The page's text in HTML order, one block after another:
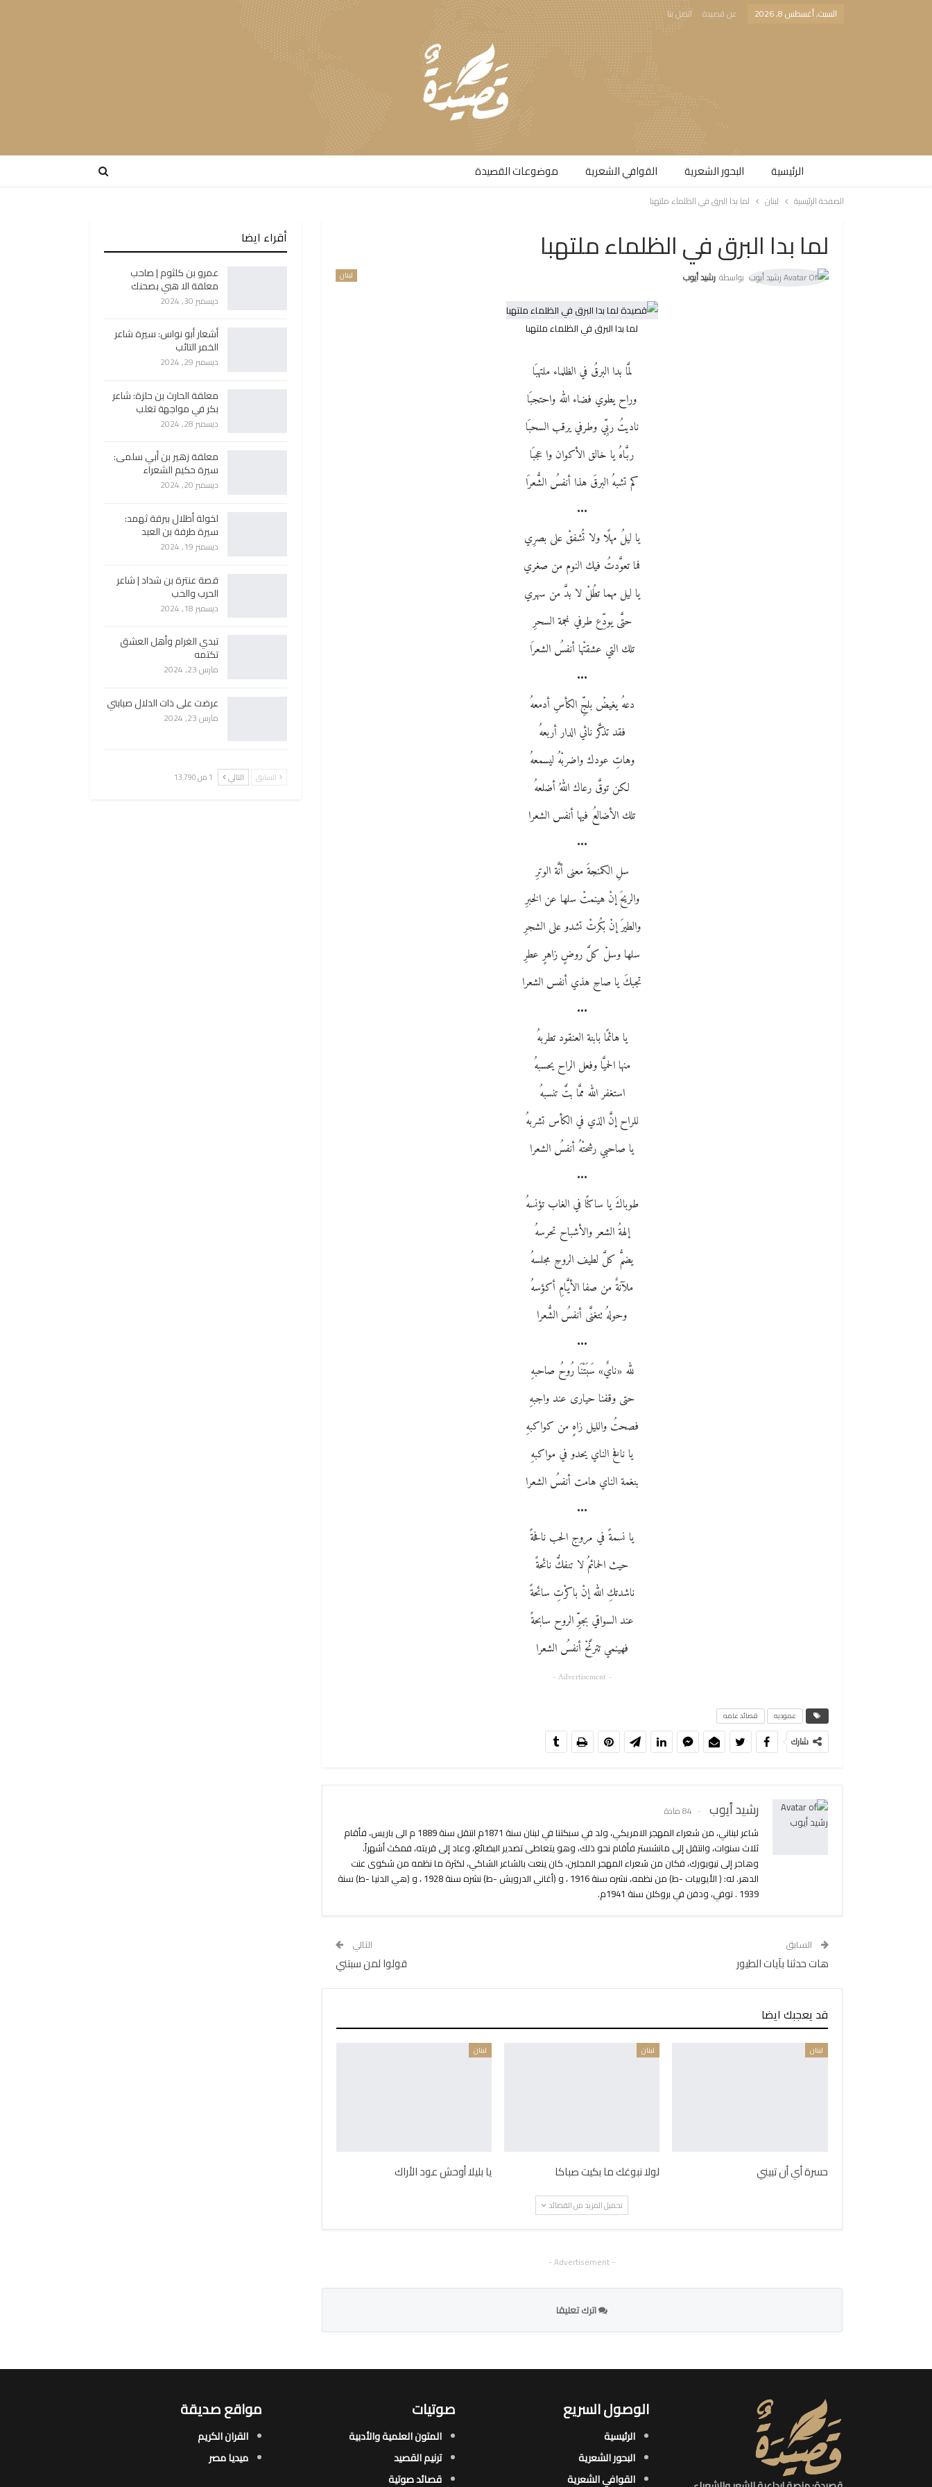
السبت, أغسطس 8, 2026 عن قصيدة اتصل بنا
الرئيسية البحور الشعرية​ القوافي الشعرية​ موضوعات القصيدة​
الصفحة الرئيسية لبنان لما بدا البرق في الظلماء ملتهبا
لما بدا البرق في الظلماء ملتهبا
لبنان بواسطة رشيد أيوب
لما بدا البرق في الظلماء ملتهبا
لمَّا بدا البرقُ في الظلماء ملتهبَا
وراح يطوي فضاء الله واحتجبَا
ناديتُ ربِّي وطرفي يرقب السحبَا
ربَّاهُ يا خالق الأكوان وا عجبَا
كم تشبهُ البرقَ هذا أنفسُ الشُّعرَا
•••
يا ليلُ مهلًا ولا تُشفقْ على بصرِي
فما تعوَّدتُ فيك النوم من صغري
يا ليل مهما تطُلْ لا بدَّ من سهري
حتَّى يودِّع طرفي نجمة السحرِ
تلك التي عشقتْها أنفسُ الشعرَا
•••
دعهُ يغيضْ بلجِّ الكأسِ أدمعهُ
فقد تذكَّر نائي الدار أربعهُ
وهاتِ عودك واضربْهُ ليسمعهُ
لكن توقَّ رعاك اللهُ أضلعهُ
تلك الأضالعُ فيها أنفس الشعرا
•••
سلِ الكمنجةَ معنى أنَّة الوترِ
والريحَ إنْ هينمتْ سلها عن الخبرِ
والطيرَ إنْ بكُرتْ تشدو على الشجرِ
سلها وسلْ كلَّ روضٍ زاهرٍ عطرِ
تجبكَ يا صاحِ هذي أنفس الشعرا
•••
يا هائمًا بابنة العنقود تطربهُ
منها الحميَّا وفعل الراح يحسبهُ
استغفر الله ممَّا بتَّ تنسبهُ
للراح إنَّ الذي في الكأس تشربهُ
يا صاحبي رشحتْهُ أنفسُ الشعرا
•••
طوباكَ يا ساكنًا في الغاب تؤنسهُ
إلهةُ الشعر والأشباح تحرسهُ
يضمُّ كلَّ لطيف الروحِ مجلسهُ
ملآنةٌ من صفا الأيَّامِ أكؤسهُ
وحولهُ تتغنَّى أنفسُ الشُّعرا
•••
لله «نايٌ» سَبَتْنَا رُوحُ صاحبهِ
حتى وقفنا حيارى عند واجبهِ
فصحتُ والليل زاهٍ من كواكبهِ
يا نافخ الناي يحدو في مواكبهِ
بنغمة الناي هامت أنفسُ الشعرا
•••
يا نسمةً في مروج الحب نافحةً
حيث الحمائمُ لا تنفكُّ نائحةً
ناشدتكِ الله إنْ باكرْتِ سائحةً
عند السواقي بجوِّ الروح سابحةً
فهينمي تترنَّحْ أنفسُ الشعرا
- Advertisement -
عموديه قصائد عامه
شارك
رشيد أيوب 84 مادة
شاعر لبناني، من شعراء المهجر الامريكي، ولد في سبكتنا في لبنان سنة 1871م انتقل سنة 1889 م الى باريس، فأقام
ثلاث سنوات، وانتقل إلى مانشستر فأقام نحو ذلك، وهو يتعاطى تصدير البضائع، وعاد إلى قريته، فمكث أشهراً.
وهاجر إلى نيويورك، فكان من شعراء المهجر المجلين، كان ينعت بالشاعر الشاكي، لكثرة ما نظمه من شكوى عنت
الدهر. له: ( الأيوبيات -ط) من نظمه، نشره سنة 1916 ، و (أغاني الدرويش -ط) نشره سنة 1928 ، و (هي الدنيا -ط) سنة
1939 . توفي، ودفن في بروكلن سنة 1941م.
السابق
هات حدثنا بآيات الطيور
التالي
قولوا لمن سبتني
قد يعجبك ايضا
لبنان
حسرة أي أن تبيني
لبنان
لولا نبوغك ما بكيت صباكا
لبنان
يا بليلا أوحش عود الأراك
تحميل المزيد من القصائد
- Advertisement -
اترك تعليقا
أقراء ايضا
عمرو بن كلثوم | صاحب
معلقة الا هبي بصحنك
ديسمبر 30, 2024
أشعار أبو نواس: سيرة شاعر
الخمر التائب
ديسمبر 29, 2024
معلقة الحارث بن حلزة: شاعر
بكر في مواجهة تغلب
ديسمبر 28, 2024
معلقة زهير بن أبي سلمى:
سيرة حكيم الشعراء
ديسمبر 20, 2024
لخولة أطلال ببرقة ثهمد:
سيرة طرفة بن العبد
ديسمبر 19, 2024
قصة عنترة بن شداد | شاعر
الحرب والحب
ديسمبر 18, 2024
تبدي الغرام وأهل العشق
تكتمه
مارس 23, 2024
عرضت على ذات الدلال صبابتي
مارس 23, 2024
السابق التالي 1 من 13٬790
الوصول السريع
الرئيسية
البحور الشعرية​
القوافي الشعرية​
صوتيات
المتون العلمية والأدبية
ترنيم القصيد
قصائد صوتية
مواقع صديقة
القران الكريم
ميديا مصر